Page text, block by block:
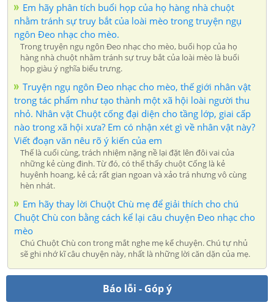
Em hãy phân tích buổi họp của họ hàng nhà chuột
nhằm tránh sự truy bắt của loài mèo trong truyện ngụ
ngôn Đeo nhạc cho mèo.
Trong truyện ngụ ngôn Đeo nhạc cho mèo, buổi họp của họ
hàng nhà chuột nhằm tránh sự truy bắt của loài mèo là buổi
họp giàu ý nghĩa biểu trưng.
Truyện ngụ ngôn Đeo nhạc cho mèo, thế giới nhân vật
trong tác phẩm như tạo thành một xã hội loài người thu
nhỏ. Nhân vật Chuột cống đại diện cho tầng lớp, giai cấp
nào trong xã hội xưa? Em có nhận xét gì về nhân vật này?
Viết đoạn văn nêu rõ ý kiến của em
Thế là cuối cùng, trách nhiệm nặng nề lại đặt lên đôi vai của
những kẻ cùng đinh. Từ đó, có thể thấy chuột Cống là kẻ
huyênh hoang, kẻ cả; rất gian ngoan và xảo trá nhưng vô cùng
hèn nhát.
Em hãy thay lời Chuột Chù mẹ để giải thích cho chú
Chuột Chù con bằng cách kể lại câu chuyện Đeo nhạc cho
mèo
Chú Chuột Chù con trong mắt nghe mẹ kể chuyện. Chú tự nhủ
sẽ ghi nhớ kĩ câu chuyện này, nhất là những lời căn dặn của mẹ.
Báo lỗi - Góp ý